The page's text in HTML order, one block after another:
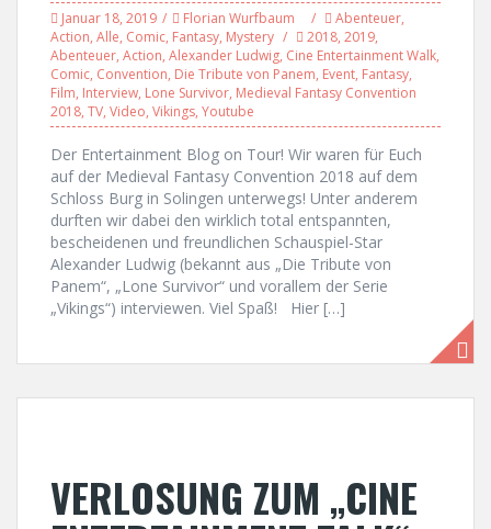
Januar 18, 2019 Florian Wurfbaum Abenteuer,
Action, Alle, Comic, Fantasy, Mystery 2018, 2019,
Abenteuer, Action, Alexander Ludwig, Cine Entertainment Walk,
Comic, Convention, Die Tribute von Panem, Event, Fantasy,
Film, Interview, Lone Survivor, Medieval Fantasy Convention
2018, TV, Video, Vikings, Youtube
Der Entertainment Blog on Tour! Wir waren für Euch
auf der Medieval Fantasy Convention 2018 auf dem
Schloss Burg in Solingen unterwegs! Unter anderem
durften wir dabei den wirklich total entspannten,
bescheidenen und freundlichen Schauspiel-Star
Alexander Ludwig (bekannt aus „Die Tribute von
Panem“, „Lone Survivor“ und vorallem der Serie
„Vikings“) interviewen. Viel Spaß! Hier […]
VERLOSUNG ZUM „CINE